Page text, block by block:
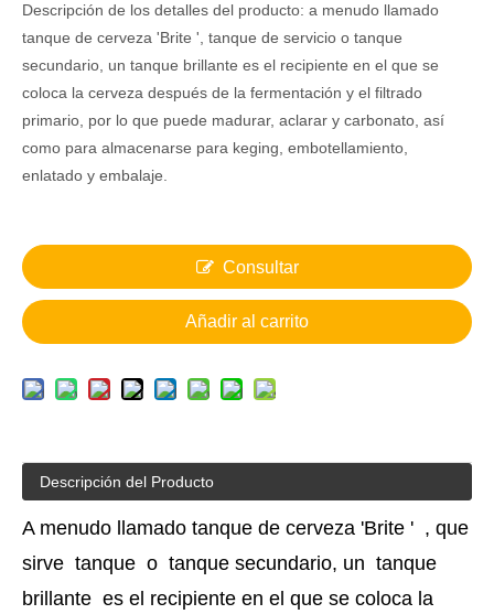
Descripción de los detalles del producto: a menudo llamado
tanque de cerveza 'Brite ', tanque de servicio o tanque
secundario, un tanque brillante es el recipiente en el que se
coloca la cerveza después de la fermentación y el filtrado
primario, por lo que puede madurar, aclarar y carbonato, así
como para almacenarse para keging, embotellamiento,
enlatado y embalaje.
Consultar
Añadir al carrito
Descripción del Producto
A menudo llamado tanque de cerveza 'Brite ' , que
sirve tanque o tanque secundario, un tanque
brillante es el recipiente en el que se coloca la